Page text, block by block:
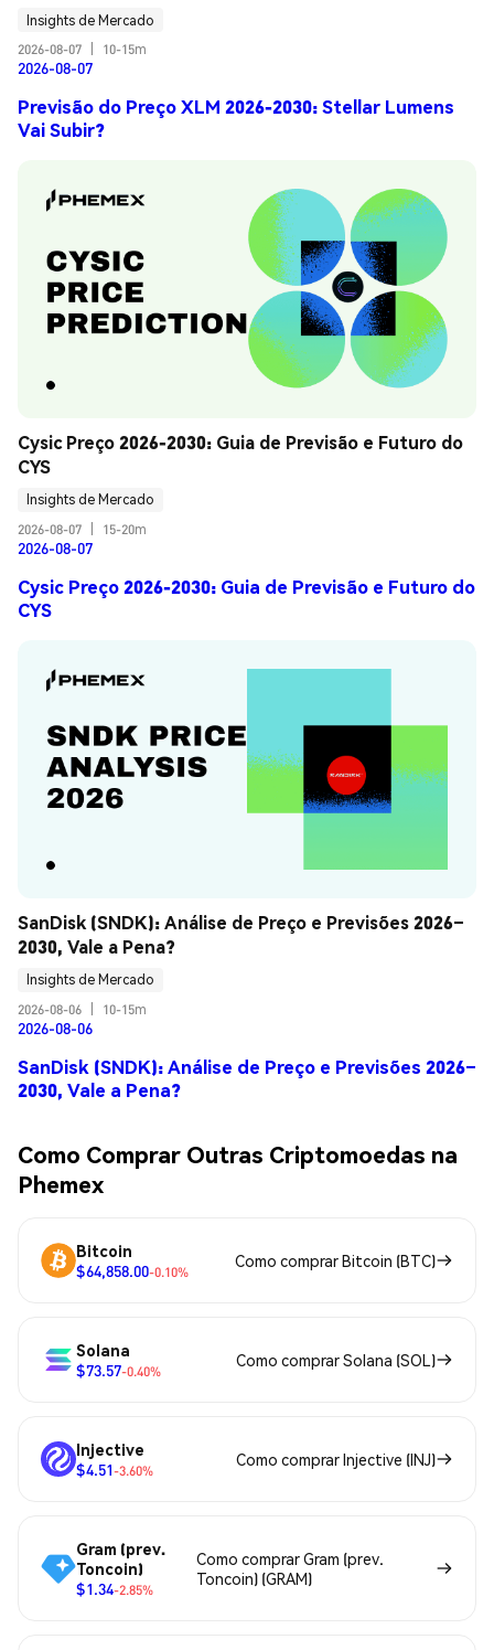
Insights de Mercado
2026-08-07
10-15m
2026-08-07
Previsão do Preço XLM 2026-2030: Stellar Lumens
Vai Subir?
Cysic Preço 2026-2030: Guia de Previsão e Futuro do
CYS
Insights de Mercado
2026-08-07
15-20m
2026-08-07
Cysic Preço 2026-2030: Guia de Previsão e Futuro do
CYS
SanDisk (SNDK): Análise de Preço e Previsões 2026–
2030, Vale a Pena?
Insights de Mercado
2026-08-06
10-15m
2026-08-06
SanDisk (SNDK): Análise de Preço e Previsões 2026–
2030, Vale a Pena?
Como Comprar Outras Criptomoedas na
Phemex
Bitcoin
$64,858.00-0.10%
Como comprar Bitcoin (BTC)
Solana
$73.57-0.40%
Como comprar Solana (SOL)
Injective
$4.51-3.60%
Como comprar Injective (INJ)
Gram (prev.
Toncoin)
$1.34-2.85%
Como comprar Gram (prev.
Toncoin) (GRAM)